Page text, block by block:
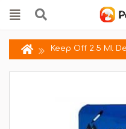
Keep Off 2.5 Ml